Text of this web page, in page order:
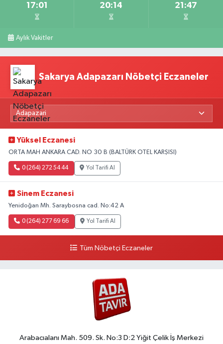
17:01 20:14 21:47
Aylık Vakitler
Sakarya Adapazarı Nöbetçi Eczaneler
Yüksel Eczanesi
ORTA MAH ANKARA CAD. NO 30 B (BALTÜRK OTEL KARŞISI)
0 (264) 272 54 44 Yol Tarifi Al
Sinem Eczanesi
Yenidoğan Mh. Saraybosna cad. No:42 A
0 (264) 277 69 66 Yol Tarifi Al
Tüm Nöbetçi Eczaneler
Arabacıalanı Mah. 509. Sk. No:3 D:2 Yiğit Çelik İş Merkezi